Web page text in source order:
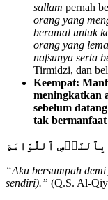
sallam pernah
orang yang
beramal untuk
orang yang
nafsunya serta
Tirmidzi, dan
Keempat:
meningkatkan
sebelum
tak
ٱ لنَّفۡسِ ٱ للَّوَّامَةِ
“Aku bersumpah
sendiri).” (Q.S. Al-